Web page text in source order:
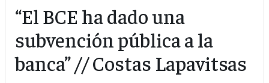
“El BCE ha dado una
subvención pública a la
banca” // Costas Lapavitsas